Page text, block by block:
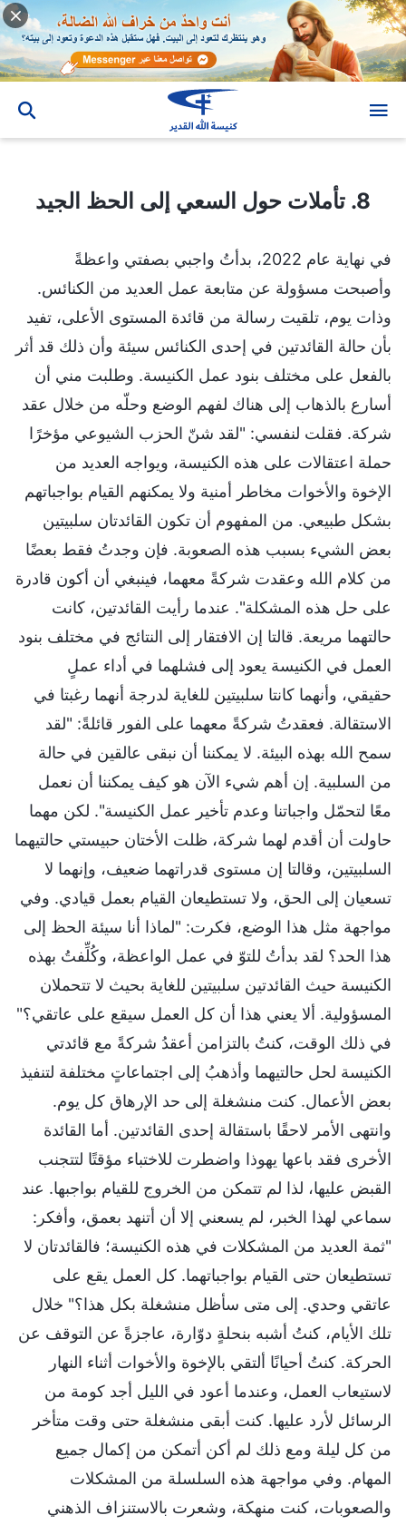
8. تأملات حول السعي إلى الحظ الجيد
في نهاية عام 2022، بدأتُ واجبي بصفتي واعظةً
وأصبحت مسؤولة عن متابعة عمل العديد من الكنائس.
وذات يوم، تلقيت رسالة من قائدة المستوى الأعلى، تفيد
بأن حالة القائدتين في إحدى الكنائس سيئة وأن ذلك قد أثر
بالفعل على مختلف بنود عمل الكنيسة. وطلبت مني أن
أسارع بالذهاب إلى هناك لفهم الوضع وحلّه من خلال عقد
شركة. فقلت لنفسي: "لقد شنّ الحزب الشيوعي مؤخرًا
حملة اعتقالات على هذه الكنيسة، ويواجه العديد من
الإخوة والأخوات مخاطر أمنية ولا يمكنهم القيام بواجباتهم
بشكل طبيعي. من المفهوم أن تكون القائدتان سلبيتين
بعض الشيء بسبب هذه الصعوبة. فإن وجدتُ فقط بعضًا
من كلام الله وعقدت شركةً معهما، فينبغي أن أكون قادرة
على حل هذه المشكلة". عندما رأيت القائدتين، كانت
حالتهما مريعة. قالتا إن الافتقار إلى النتائج في مختلف بنود
العمل في الكنيسة يعود إلى فشلهما في أداء عملٍ
حقيقي، وأنهما كانتا سلبيتين للغاية لدرجة أنهما رغبتا في
الاستقالة. فعقدتُ شركةً معهما على الفور قائلةً: "لقد
سمح الله بهذه البيئة. لا يمكننا أن نبقى عالقين في حالة
من السلبية. إن أهم شيء الآن هو كيف يمكننا أن نعمل
معًا لتحمّل واجباتنا وعدم تأخير عمل الكنيسة". لكن مهما
حاولت أن أقدم لهما شركة، ظلت الأختان حبيستي حالتيهما
السلبيتين، وقالتا إن مستوى قدراتهما ضعيف، وإنهما لا
تسعيان إلى الحق، ولا تستطيعان القيام بعمل قيادي. وفي
مواجهة مثل هذا الوضع، فكرت: "لماذا أنا سيئة الحظ إلى
هذا الحد؟ لقد بدأتُ للتوّ في عمل الواعظة، وكُلِّفتُ بهذه
الكنيسة حيث القائدتين سلبيتين للغاية بحيث لا تتحملان
المسؤولية. ألا يعني هذا أن كل العمل سيقع على عاتقي؟"
في ذلك الوقت، كنتُ بالتزامن أعقدُ شركةً مع قائدتي
الكنيسة لحل حالتيهما وأذهبُ إلى اجتماعاتٍ مختلفة لتنفيذ
بعض الأعمال. كنت منشغلة إلى حد الإرهاق كل يوم.
وانتهى الأمر لاحقًا باستقالة إحدى القائدتين. أما القائدة
الأخرى فقد باعها يهوذا واضطرت للاختباء مؤقتًا لتتجنب
القبض عليها، لذا لم تتمكن من الخروج للقيام بواجبها. عند
سماعي لهذا الخبر، لم يسعني إلا أن أتنهد بعمق، وأفكر:
"ثمة العديد من المشكلات في هذه الكنيسة؛ فالقائدتان لا
تستطيعان حتى القيام بواجباتهما. كل العمل يقع على
عاتقي وحدي. إلى متى سأظل منشغلة بكل هذا؟" خلال
تلك الأيام، كنتُ أشبه بنحلةٍ دوّارة، عاجزةً عن التوقف عن
الحركة. كنتُ أحيانًا ألتقي بالإخوة والأخوات أثناء النهار
لاستيعاب العمل، وعندما أعود في الليل أجد كومة من
الرسائل لأرد عليها. كنت أبقى منشغلة حتى وقت متأخر
من كل ليلة ومع ذلك لم أكن أتمكن من إكمال جميع
المهام. وفي مواجهة هذه السلسلة من المشكلات
والصعوبات، كنت منهكة، وشعرت بالاستنزاف الذهني